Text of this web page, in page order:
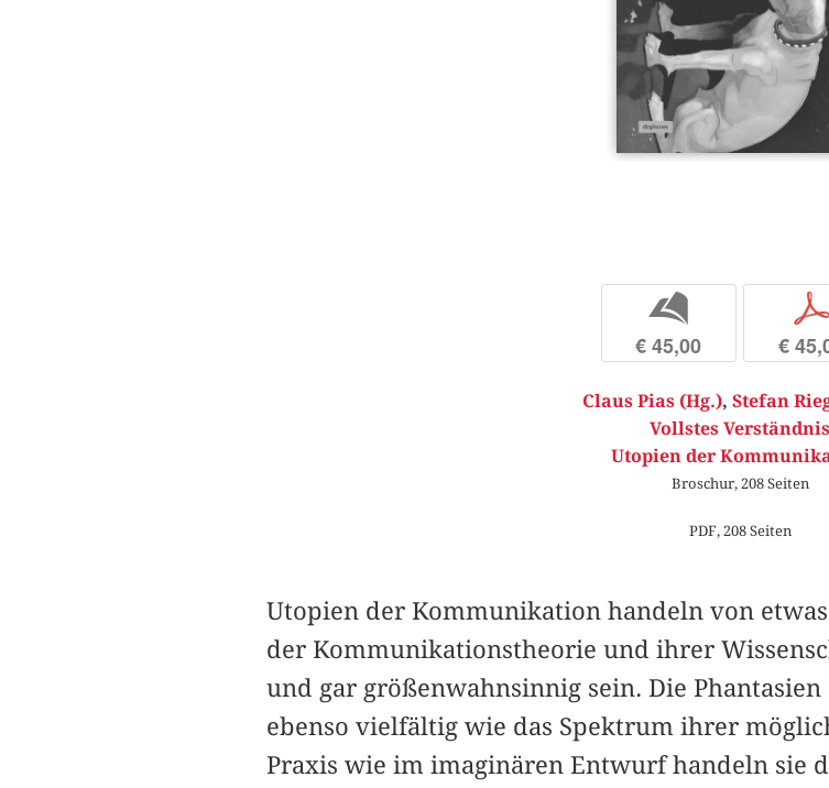
b
€ 45,00
p
€
Claus Pias (Hg.), Stefan
Vollstes Verständnis
Utopien der
Broschur, 208 Seiten
PDF, 208 Seiten
Utopien der Kommunikation handeln von
der Kommunikationstheorie und ihrer
und gar größenwahnsinnig sein. Die
ebenso vielfältig wie das Spektrum ihrer
Praxis wie im imaginären Entwurf handeln sie